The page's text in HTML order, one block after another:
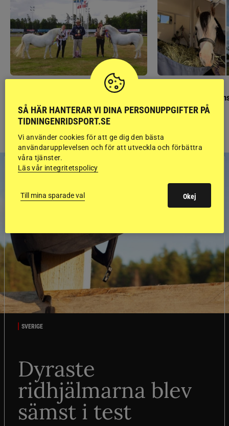
Så gick det på
SVERIGE
Dyraste
ridhjälmarna blev
sämst i test
SÅ HÄR HANTERAR VI DINA PERSONUPPGIFTER PÅ
TIDNINGENRIDSPORT.SE
Vi använder cookies för att ge dig den bästa
användarupplevelsen och för att utveckla och förbättra
våra tjänster.
Läs vår integritetspolicy
Till mina sparade val Okej